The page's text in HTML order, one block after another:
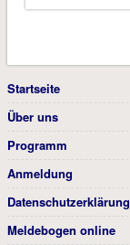
Startseite
Über uns
Programm
Anmeldung
Datenschutzerklärung
Meldebogen online